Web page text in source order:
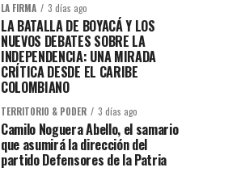
LA FIRMA 3 días ago
LA BATALLA DE BOYACÁ Y LOS
NUEVOS DEBATES SOBRE LA
INDEPENDENCIA: UNA MIRADA
CRÍTICA DESDE EL CARIBE
COLOMBIANO
TERRITORIO & PODER 3 días ago
Camilo Noguera Abello, el samario
que asumirá la dirección del
partido Defensores de la Patria